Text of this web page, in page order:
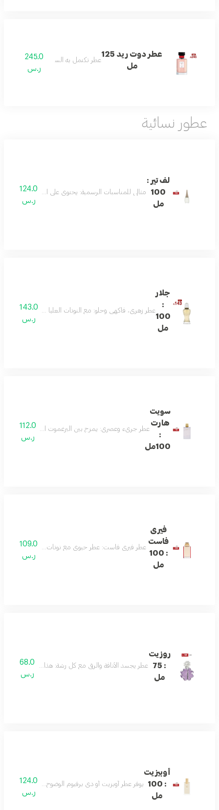
عطر دوت ريد 125
مل
عطر تكتمل به السعاده245.0
ر.س
عطور نسائية
لف تير :
100
مل
مثالي للمناسبات الرسمية: يحتوي على اليوسفي، وزهر
124.0
ر.س
جلار
:
100
مل
عطر زهري، فاكهي وحلو: مع النوتات العليا من اليوسفي والفواكه الحمراء، قلب من
143.0
ر.س
سويت
هارت
:
100مل
عطر جريء وعصري: يمزج بين البرغموت الطازج والأناناس
112.0
ر.س
فيرى
فاست
: 100
مل
عطر فيري فاست: عطر حيوي مع نوتات زهرية وفاكهية،
109.0
ر.س
روزيت
: 75
مل
عطر يجسد الأناقة والرقي مع كل رشة: هذا العطر الفاخر
68.0
ر.س
أوبيزيت
: 100
مل
يوفر عطر أوبزيت أو دي برفيوم الوضوح العقلي124.0
ر.س